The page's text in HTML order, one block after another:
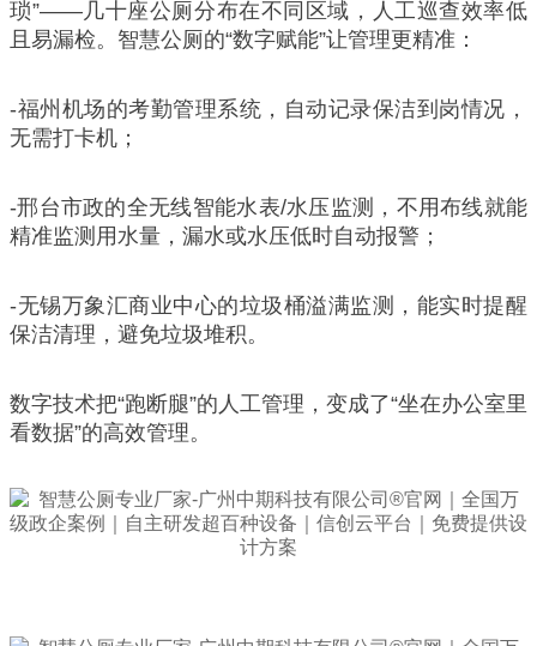
琐”——几十座公厕分布在不同区域，人工巡查效率低
且易漏检。智慧公厕的“数字赋能”让管理更精准：
-福州机场的考勤管理系统，自动记录保洁到岗情况，
无需打卡机；
-邢台市政的全无线智能水表/水压监测，不用布线就能
精准监测用水量，漏水或水压低时自动报警；
-无锡万象汇商业中心的垃圾桶溢满监测，能实时提醒
保洁清理，避免垃圾堆积。
数字技术把“跑断腿”的人工管理，变成了“坐在办公室里
看数据”的高效管理。